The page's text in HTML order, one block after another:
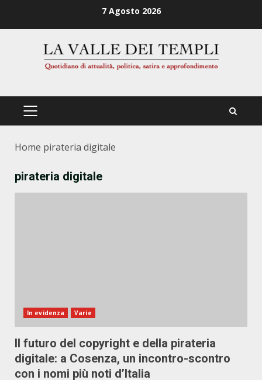
7 Agosto 2026
PRIMÄRES
Home pirateria digitale
pirateria digitale
In evidenza Varie
Il futuro del copyright e della pirateria
digitale: a Cosenza, un incontro-scontro
con i nomi più noti d’Italia